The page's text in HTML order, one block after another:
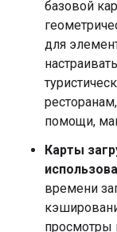
базовой
для
помощи,
Карты
времени
просмотры